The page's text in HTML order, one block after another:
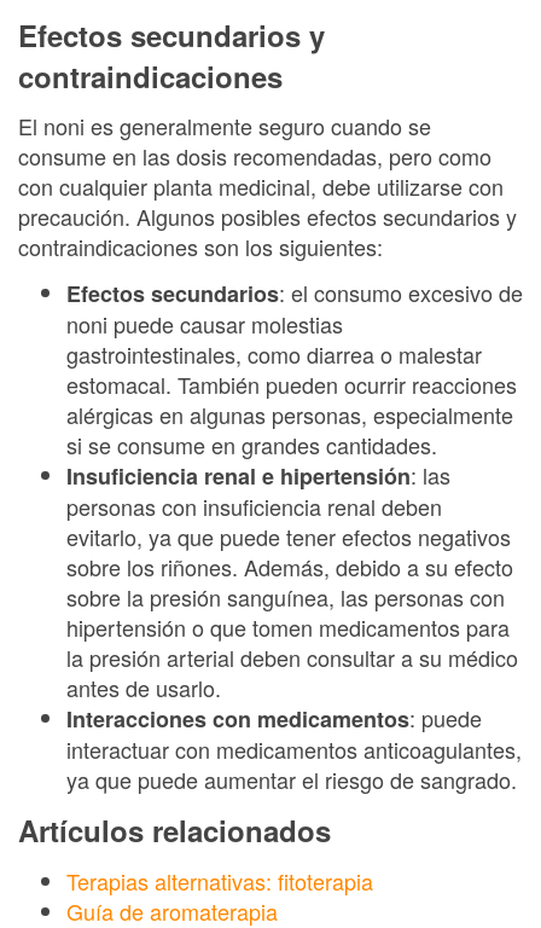
Efectos secundarios y
contraindicaciones
El noni es generalmente seguro cuando se
consume en las dosis recomendadas, pero como
con cualquier planta medicinal, debe utilizarse con
precaución. Algunos posibles efectos secundarios y
contraindicaciones son los siguientes:
Efectos secundarios: el consumo excesivo de
noni puede causar molestias
gastrointestinales, como diarrea o malestar
estomacal. También pueden ocurrir reacciones
alérgicas en algunas personas, especialmente
si se consume en grandes cantidades.
Insuficiencia renal e hipertensión: las
personas con insuficiencia renal deben
evitarlo, ya que puede tener efectos negativos
sobre los riñones. Además, debido a su efecto
sobre la presión sanguínea, las personas con
hipertensión o que tomen medicamentos para
la presión arterial deben consultar a su médico
antes de usarlo.
Interacciones con medicamentos: puede
interactuar con medicamentos anticoagulantes,
ya que puede aumentar el riesgo de sangrado.
Artículos relacionados
Terapias alternativas: fitoterapia
Guía de aromaterapia